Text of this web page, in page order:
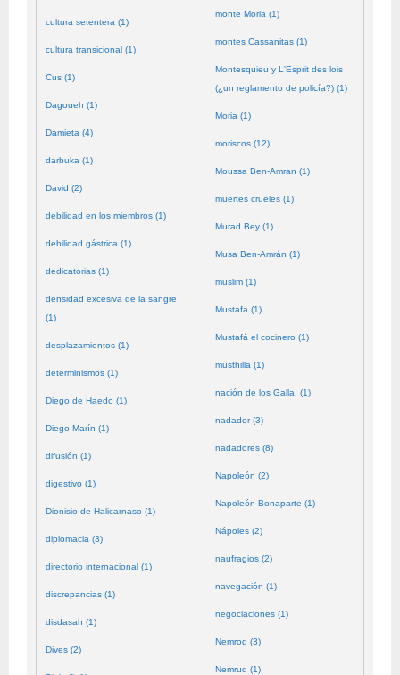
cultura setentera (1)
cultura transicional (1)
Cus (1)
Dagoueh (1)
Damieta (4)
darbuka (1)
David (2)
debilidad en los miembros (1)
debilidad gástrica (1)
dedicatorias (1)
densidad excesiva de la sangre
(1)
desplazamientos (1)
determinismos (1)
Diego de Haedo (1)
Diego Marín (1)
difusión (1)
digestivo (1)
Dionisio de Halicarnaso (1)
diplomacia (3)
directorio internacional (1)
discrepancias (1)
disdasah (1)
Dives (2)
monte Moria (1)
montes Cassanitas (1)
Montesquieu y L'Esprit des lois
(¿un reglamento de policía?) (1)
Moria (1)
moriscos (12)
Moussa Ben-Amran (1)
muertes crueles (1)
Murad Bey (1)
Musa Ben-Amrán (1)
muslim (1)
Mustafa (1)
Mustafá el cocinero (1)
musthilla (1)
nación de los Galla. (1)
nadador (3)
nadadores (8)
Napoleón (2)
Napoleón Bonaparte (1)
Nápoles (2)
naufragios (2)
navegación (1)
negociaciones (1)
Nemrod (3)
Nemrud (1)